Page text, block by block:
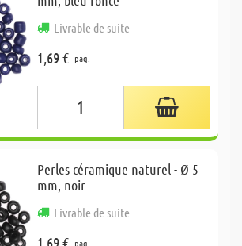
Livrable de suite
1,69 € paq.
Perles céramique naturel - Ø 5
mm, noir
Livrable de suite
1,69 € paq.